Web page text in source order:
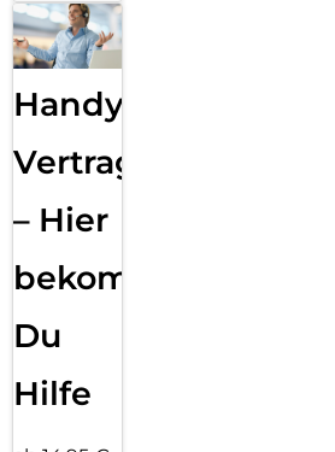
Handy
Vertragsabwicklung
– Hier
bekommst
Du
Hilfe